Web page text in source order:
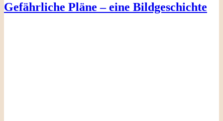
Gefährliche Pläne – eine Bildgeschichte